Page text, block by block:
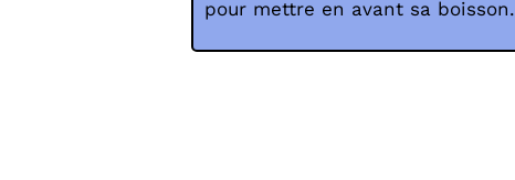
pour mettre en avant sa boisson.